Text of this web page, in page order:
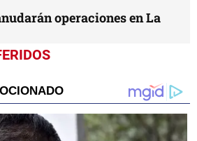
operaciones en La